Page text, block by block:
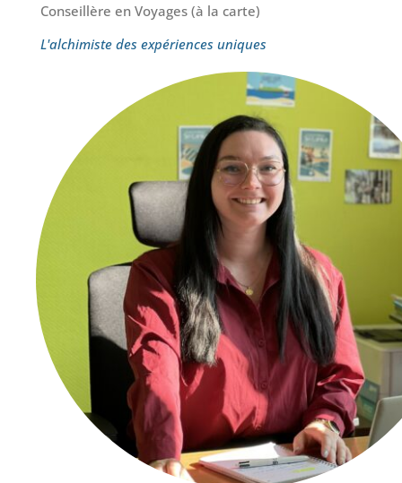
Conseillère en Voyages (à la carte)
L'alchimiste des expériences uniques